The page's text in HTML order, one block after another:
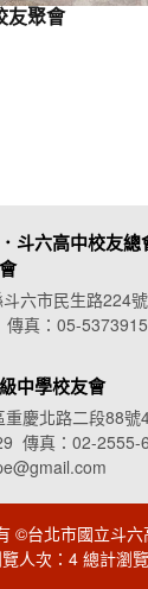
友聚會
斗六高中校友總
六市民生路224號
真：05-5373915
中學校友會
慶北路二段88號
傳真：02-2555-
©台北市國立斗
人次：4 總計瀏